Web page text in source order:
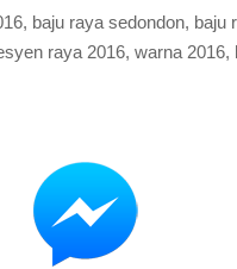
baju raya sedondon, baju
raya 2016, warna 2016,